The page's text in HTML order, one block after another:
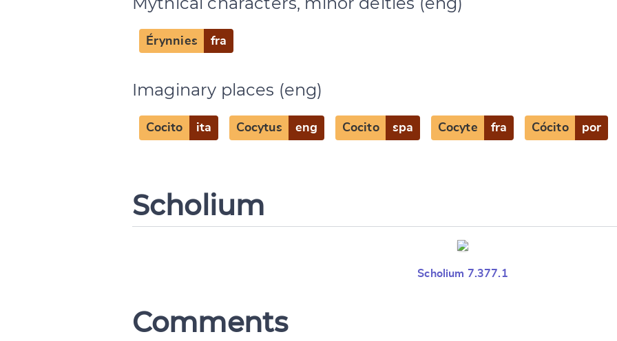
Érynnies fra
Imaginary places (eng)
Cocito ita Cocytus eng Cocito spa Cocyte fra Cócito por
Scholium
Scholium 7.377.1
Comments